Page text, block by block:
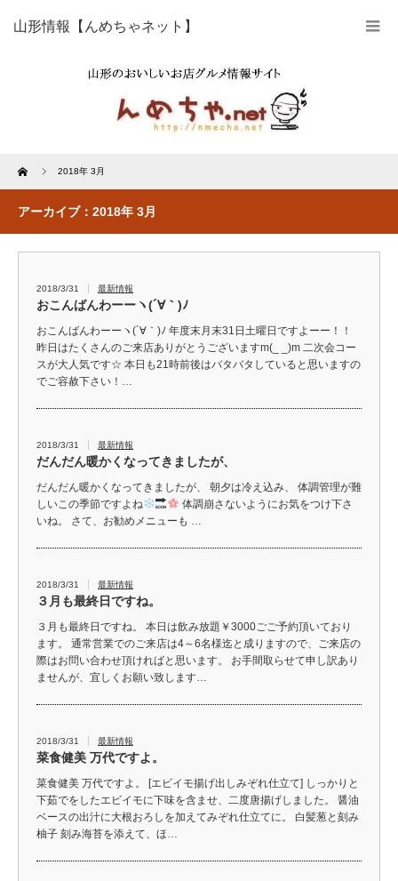
山形情報【んめちゃネット】
Home 2018年 3月
アーカイブ：2018年 3月
2018/3/31 最新情報
おこんばんわーーヽ(´∀｀)ﾉ
おこんばんわーーヽ(´∀｀)ﾉ 年度末月末31日土曜日ですよーー！！
昨日はたくさんのご来店ありがとうございますm(_ _)m 二次会コー
スが大人気です☆ 本日も21時前後はバタバタしていると思いますの
でご容赦下さい！…
2018/3/31 最新情報
だんだん暖かくなってきましたが、
だんだん暖かくなってきましたが、 朝夕は冷え込み、 体調管理が難
しいこの季節ですよね
体調崩さないようにお気をつけ下さ
いね。 さて、お勧めメニューも …
2018/3/31 最新情報
３月も最終日ですね。
３月も最終日ですね。 本日は飲み放題￥3000ごご予約頂いており
ます。 通常営業でのご来店は4～6名様迄と成りますので、ご来店の
際はお問い合わせ頂ければと思います。 お手間取らせて申し訳あり
ませんが、宜しくお願い致します…
2018/3/31 最新情報
菜食健美 万代ですよ。
菜食健美 万代ですよ。 [エビイモ揚げ出しみぞれ仕立て] しっかりと
下茹でをしたエビイモに下味を含ませ、二度唐揚げしました。 醤油
ベースの出汁に大根おろしを加えてみぞれ仕立てに。 白髪葱と刻み
柚子 刻み海苔を添えて、ほ…